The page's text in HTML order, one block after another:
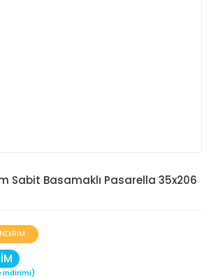
Sabit Basamaklı Pasarella 35x206
indirimi)